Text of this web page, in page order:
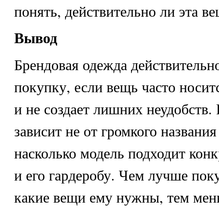
понять, действительно ли эта
Вывод
Брендовая одежда
покупку, если вещь часто
и не создает лишних
зависит не от громкого
насколько модель подходит
и его гардеробу. Чем лучше
какие вещи ему нужны, тем